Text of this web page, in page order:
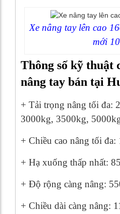
Xe nâng tay lên cao
mới
Thông số kỹ thuật
nâng tay bán tại
+ Tải trọng nâng tối đa:
3000kg, 3500kg,
+ Chiều cao nâng tối
+ Hạ xuống thấp nhất:
+ Độ rộng càng nâng:
+ Chiều dài càng nâng: